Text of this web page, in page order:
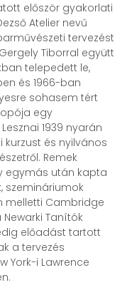
először gyakorlati
Atelier nevű
tervezést
Tiborral együtt
telepedett le,
és 1966-ban
sohasem tért
egy
1939 nyarán
és nyilvános
Remek
egymás után kapta
szemináriumok
melletti Cambridge
Tanítók
előadást tartott
a tervezés
York-i Lawrence